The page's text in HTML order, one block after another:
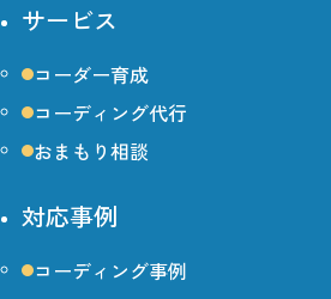
サービス
コーダー育成
コーディング代行
おまもり相談
対応事例
コーディング事例